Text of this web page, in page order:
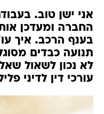
אני ישן טוב.
החברה ומעדכן
בענף הרכב. איך
תנועה כבדים
לא נכון לשאול
עורכי דין לדיני